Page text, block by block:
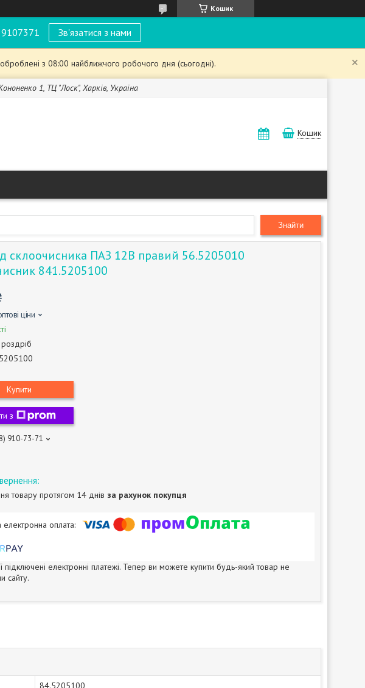
Кошик
Зв'язатися з нами
з 08:00 найближчого робочого дня (сьогодні).
1, ТЦ "Лоск", Харків, Україна
Кошик
Знайти
склоочисника ПАЗ 12В правий 56.5205010
841.5205100
ціни
Купити
з
910-73-71
товару протягом 14 днів за рахунок покупця
підключені електронні платежі. Тепер ви можете купити будь-який товар не
сайту.
84.5205100